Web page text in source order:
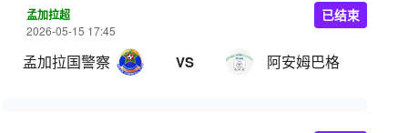
孟加拉超
2026-05-15 17:45
孟加拉国警察 VS 阿安姆巴格
已结束